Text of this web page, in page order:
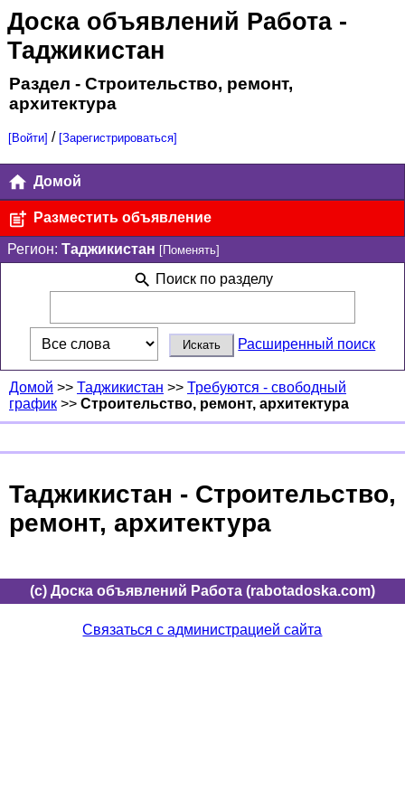
Доска объявлений Работа-
Таджикистан
Раздел - Строительство, ремонт,
архитектура
[Войти] / [Зарегистрироваться]
Домой
Разместить объявление
Регион: Таджикистан [Поменять]
Поиск по разделу
Расширенный поиск
Домой >> Таджикистан >> Требуются - свободный
график >> Строительство, ремонт, архитектура
Таджикистан - Строительство,
ремонт, архитектура
(c) Доска объявлений Работа (rabotadoska.com)
Связаться с администрацией сайта